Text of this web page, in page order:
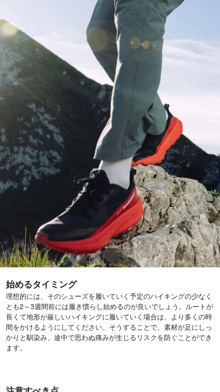
始めるタイミング
理想的には、そのシューズを履いていく予定のハイキングの少なく
とも2～3週間前には履き慣らし始めるのが良いでしょう。ルートが
長くて地形が厳しいハイキングに履いていく場合は、より多くの時
間をかけるようにしてください。そうすることで、素材が足にしっ
かりと馴染み、途中で思わぬ痛みが生じるリスクを防ぐことができ
ます。